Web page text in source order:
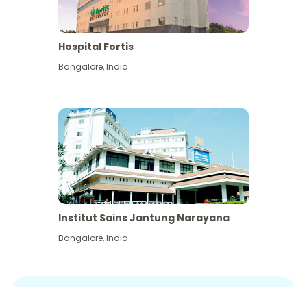
Hospital Fortis
Bangalore,India
Institut Sains Jantung Narayana
Bangalore,India